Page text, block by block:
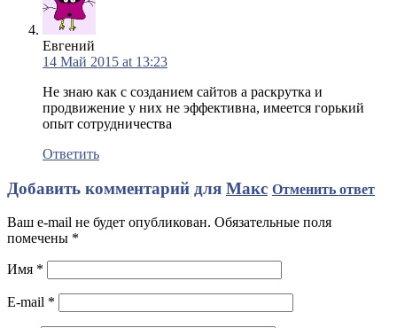
Евгений
14 Май 2015 at 13:23
Не знаю как с созданием сайтов а раскрутка и
продвижение у них не эффективна, имеется горький
опыт сотрудничества
Ответить
Добавить комментарий для Макс Отменить ответ
Ваш e-mail не будет опубликован. Обязательные поля
помечены *
Имя *
E-mail *